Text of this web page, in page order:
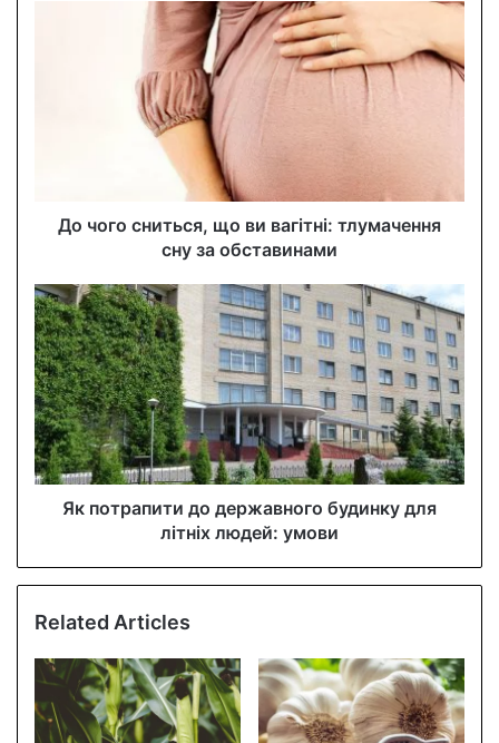
s
s
До чого сниться, що ви вагітні: тлумачення
сну за обставинами
Як потрапити до державного будинку для
літніх людей: умови
Related Articles